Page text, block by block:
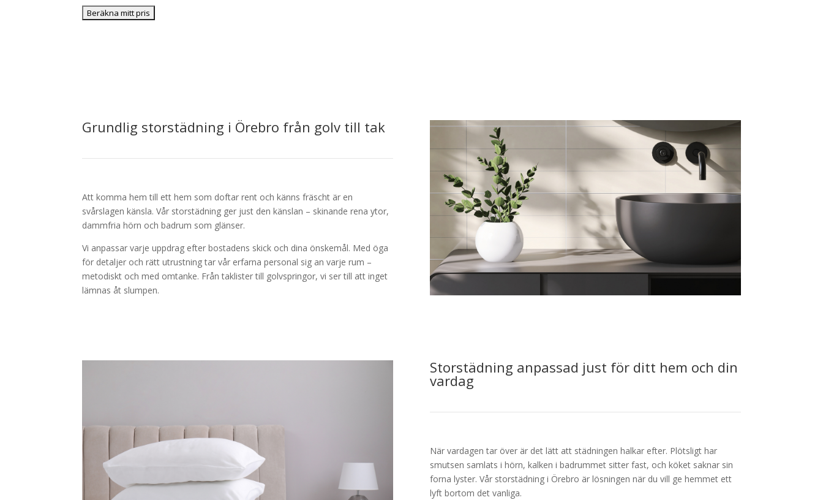
Grundlig storstädning i Örebro från golv till tak
Att komma hem till ett hem som doftar rent och känns fräscht är en
svårslagen känsla. Vår storstädning ger just den känslan – skinande rena ytor,
dammfria hörn och badrum som glänser.
Vi anpassar varje uppdrag efter bostadens skick och dina önskemål. Med öga
för detaljer och rätt utrustning tar vår erfarna personal sig an varje rum –
metodiskt och med omtanke. Från taklister till golvspringor, vi ser till att inget
lämnas åt slumpen.
Storstädning anpassad just för ditt hem och din
vardag
När vardagen tar över är det lätt att städningen halkar efter. Plötsligt har
smutsen samlats i hörn, kalken i badrummet sitter fast, och köket saknar sin
forna lyster. Vår storstädning i Örebro är lösningen när du vill ge hemmet ett
lyft bortom det vanliga.